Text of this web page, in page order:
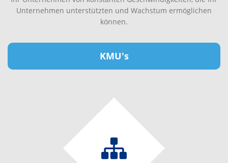
Unternehmen unterstützten und Wachstum ermöglichen
können.
KMU's